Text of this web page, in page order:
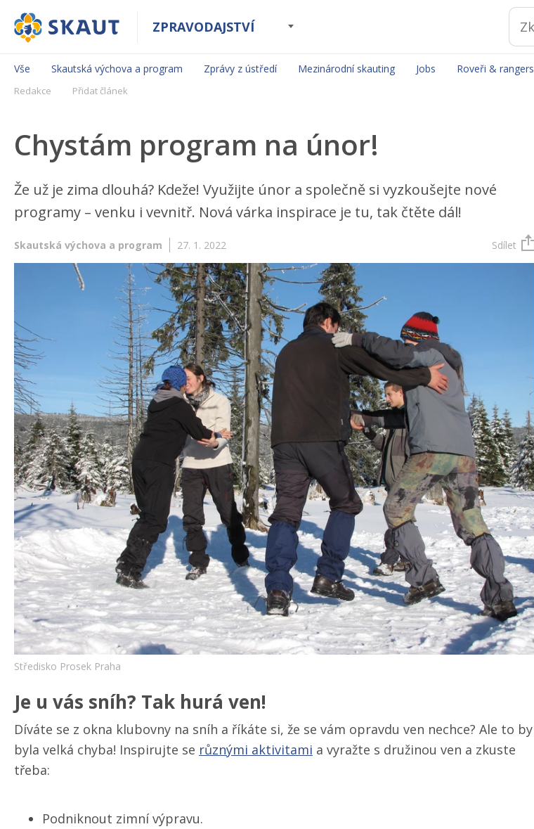
ZPRAVODAJSTVÍ
Vše Skautská výchova a program Zprávy z ústředí Mezinárodní skauting Jobs Roveři & rangers
Redakce Přidat článek
Chystám program na únor!
Že už je zima dlouhá? Kdeže! Využijte únor a společně si vyzkoušejte nové
programy – venku i vevnitř. Nová várka inspirace je tu, tak čtěte dál!
Skautská výchova a program 27. 1. 2022 Sdílet
Středisko Prosek Praha
Je u vás sníh? Tak hurá ven!
Díváte se z okna klubovny na sníh a říkáte si, že se vám opravdu ven nechce? Ale to by
byla velká chyba! Inspirujte se různými aktivitami a vyražte s družinou ven a zkuste
třeba:
Podniknout zimní výpravu.